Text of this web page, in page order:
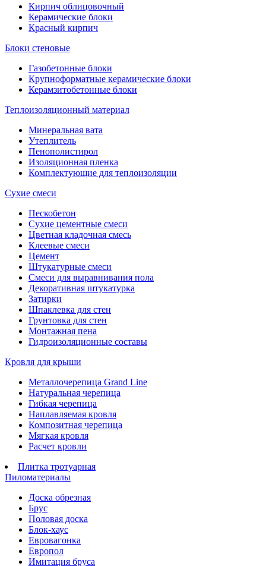
Кирпич облицовочный
Керамические блоки
Красный кирпич
Блоки стеновые
Газобетонные блоки
Крупноформатные керамические блоки
Керамзитобетонные блоки
Теплоизоляционный материал
Минеральная вата
Утеплитель
Пенополистирол
Изоляционная пленка
Комплектующие для теплоизоляции
Сухие смеси
Пескобетон
Сухие цементные смеси
Цветная кладочная смесь
Клеевые смеси
Цемент
Штукатурные смеси
Смеси для выравнивания пола
Декоративная штукатурка
Затирки
Шпаклевка для стен
Грунтовка для стен
Монтажная пена
Гидроизоляционные составы
Кровля для крыши
Металлочерепица Grand Line
Натуральная черепица
Гибкая черепица
Наплавляемая кровля
Композитная черепица
Мягкая кровля
Расчет кровли
Плитка тротуарная
Пиломатериалы
Доска обрезная
Брус
Половая доска
Блок-хаус
Евровагонка
Европол
Имитация бруса